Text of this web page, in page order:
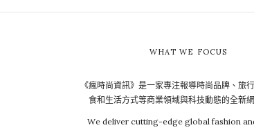
WHAT WE FOCUS
《瘋時尚資訊》是一家專注報導時尚品牌、旅
食和生活方式等商業領域與科技動態的全新
We deliver cutting-edge global fashion